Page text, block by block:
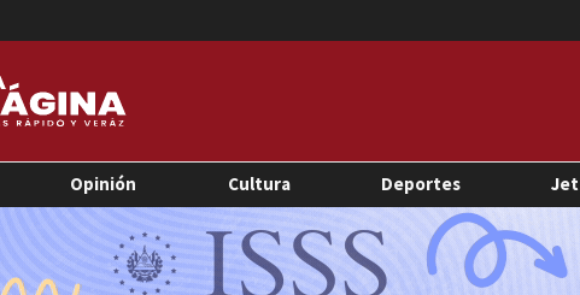
Opinión Cultura Deportes